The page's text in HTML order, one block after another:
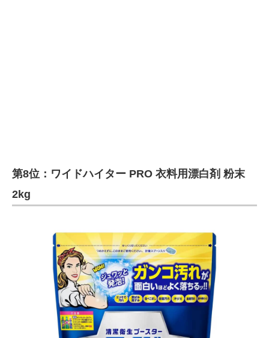
第8位：ワイドハイター PRO 衣料用漂白剤 粉末
2kg